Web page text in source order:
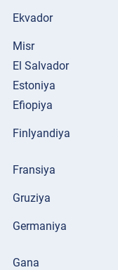
Ekvador
Misr
El Salvador
Estoniya
Efiopiya
Finlyandiya
Fransiya
Gruziya
Germaniya
Gana